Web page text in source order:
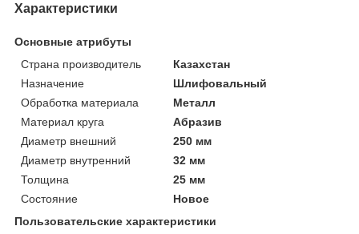
Характеристики
Основные атрибуты
Страна производитель
Казахстан
Назначение
Шлифовальный
Обработка материала
Металл
Материал круга
Абразив
Диаметр внешний
250 мм
Диаметр внутренний
32 мм
Толщина
25 мм
Состояние
Новое
Пользовательские характеристики